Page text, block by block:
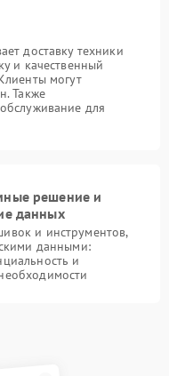
доставку техники
и качественный
могут
Также
для
решение и
данных
и инструментов,
данными:
и